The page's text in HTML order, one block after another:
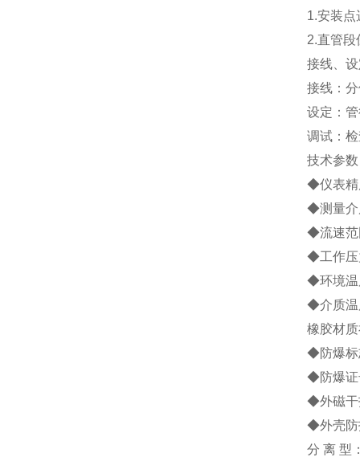
1.安装点
2.直管段
接线、
接线：
设定：
调试：
技术参数
◆仪表精
◆测量介
◆流速范
◆工作压
◆环境
◆介质温
橡胶材
◆防爆标
◆防爆证
◆外磁干
◆外壳防
分 离 型